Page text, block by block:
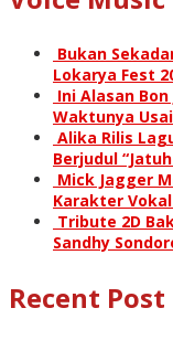
Bukan
Lokarya Fest
Ini Alasan
Waktunya Usai
Alika Rilis
Berjudul
Mick Jagger
Karakter
Tribute 2D
Sandhy
Recent Post